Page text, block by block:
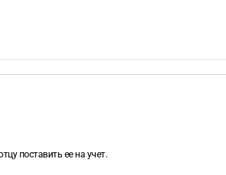
поставить ее на учет.